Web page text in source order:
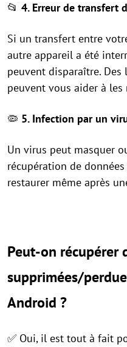
📂 4. Erreur de transfert
Si un transfert entre
autre appareil a été
peuvent disparaître.
peuvent vous aider à les
🦠 5. Infection par un
Un virus peut masquer
récupération de
restaurer même après
Peut-on récupérer
supprimées/
Android ?
✅ Oui, il est tout à fait